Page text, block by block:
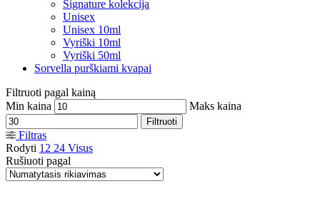
Signature kolekcija
Unisex
Unisex 10ml
Vyriški 10ml
Vyriški 50ml
Sorvella purškiami kvapai
Filtruoti pagal kainą
Min kaina
Maks kaina
Filtruoti
Filtras
Rodyti 12 24 Visus
Rušiuoti pagal